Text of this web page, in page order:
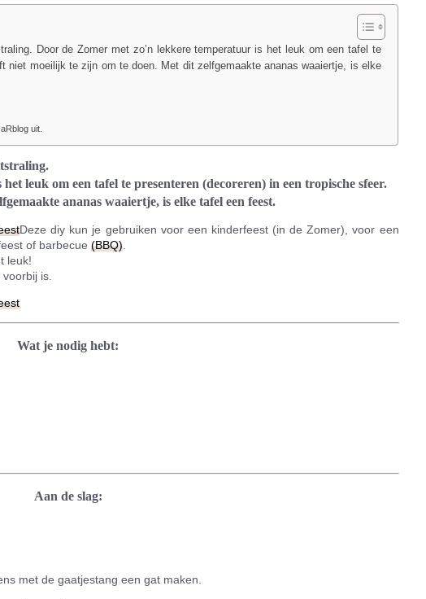
Door de Zomer met zo’n lekkere temperatuur is het leuk om een tafel te
niet moeilijk te zijn om te doen. Met dit zelfgemaakte ananas waaiertje, is elke
uit.
leuk om een tafel te presenteren (decoreren) in een tropische sfeer.
ananas waaiertje, is elke tafel een feest.
Deze diy kun je gebruiken voor een kinderfeest (in de Zomer), voor een
of barbecue (BBQ)
leuk!
is.
Wat je nodig hebt:
Aan de slag:
met de gaatjestang een gat maken.